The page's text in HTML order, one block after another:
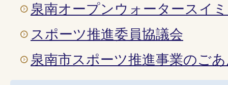
泉南オープンウォータースイ
スポーツ推進委員協議会
泉南市スポーツ推進事業のご